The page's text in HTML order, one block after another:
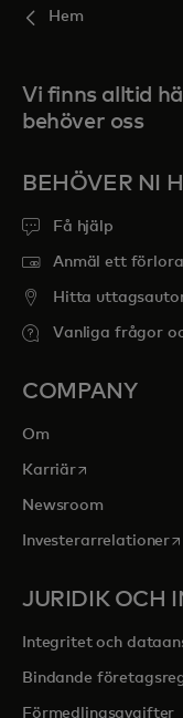
Hem
Vi finns alltid
behöver oss
BEHÖVER NI
Få hjälp
Anmäl ett
Hitta
Vanliga frågor
COMPANY
Om
Karriäropens in a
Newsroom
Investerarrelationer
JURIDIK OCH
Integritet och
Bindande
Förmedlingsavgifter